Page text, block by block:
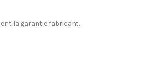
la garantie fabricant.